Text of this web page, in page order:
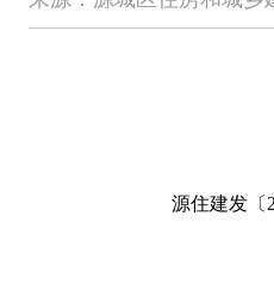
源住建发〔